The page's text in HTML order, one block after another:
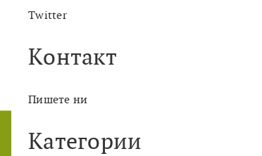
Twitter
Контакт
Пишете ни
Категории